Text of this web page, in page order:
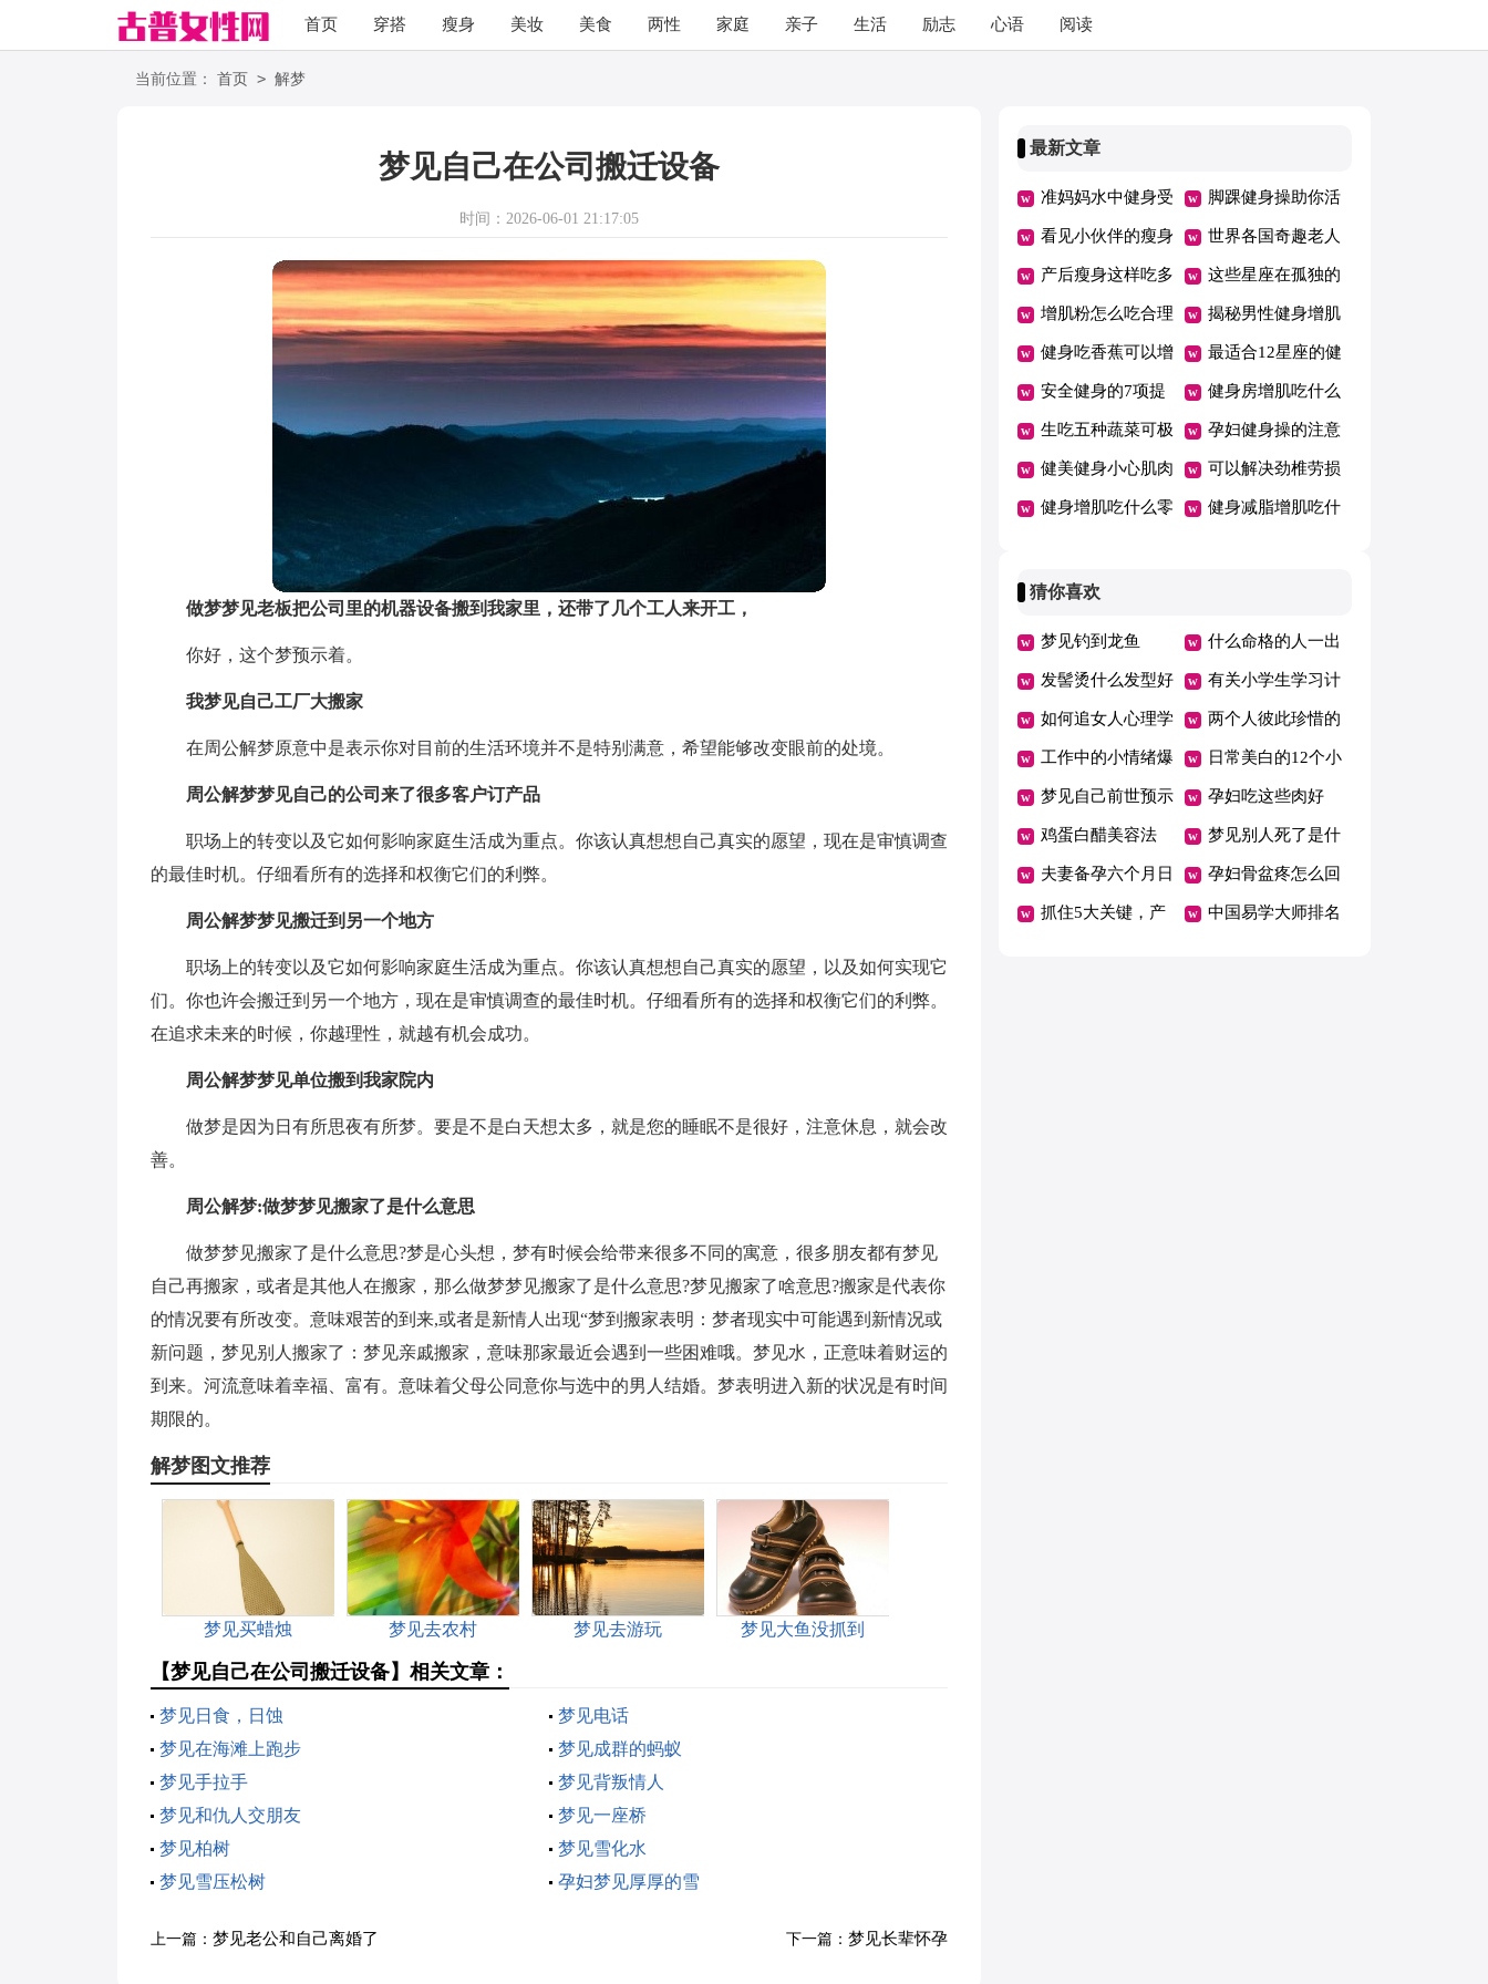
首页 穿搭 瘦身 美妆 美食 两性 家庭 亲子 生活 励志 心语 阅读
当前位置： 首页 > 解梦
梦见自己在公司搬迁设备
时间：2026-06-01 21:17:05
做梦梦见老板把公司里的机器设备搬到我家里，还带了几个工人来开工，
你好，这个梦预示着。
我梦见自己工厂大搬家
在周公解梦原意中是表示你对目前的生活环境并不是特别满意，希望能够改变眼前的处境。
周公解梦梦见自己的公司来了很多客户订产品
职场上的转变以及它如何影响家庭生活成为重点。你该认真想想自己真实的愿望，现在是审慎调查
的最佳时机。仔细看所有的选择和权衡它们的利弊。
周公解梦梦见搬迁到另一个地方
职场上的转变以及它如何影响家庭生活成为重点。你该认真想想自己真实的愿望，以及如何实现它
们。你也许会搬迁到另一个地方，现在是审慎调查的最佳时机。仔细看所有的选择和权衡它们的利弊。
在追求未来的时候，你越理性，就越有机会成功。
周公解梦梦见单位搬到我家院内
做梦是因为日有所思夜有所梦。要是不是白天想太多，就是您的睡眠不是很好，注意休息，就会改
善。
周公解梦:做梦梦见搬家了是什么意思
做梦梦见搬家了是什么意思?梦是心头想，梦有时候会给带来很多不同的寓意，很多朋友都有梦见
自己再搬家，或者是其他人在搬家，那么做梦梦见搬家了是什么意思?梦见搬家了啥意思?搬家是代表你
的情况要有所改变。意味艰苦的到来,或者是新情人出现“梦到搬家表明：梦者现实中可能遇到新情况或
新问题，梦见别人搬家了：梦见亲戚搬家，意味那家最近会遇到一些困难哦。梦见水，正意味着财运的
到来。河流意味着幸福、富有。意味着父母公同意你与选中的男人结婚。梦表明进入新的状况是有时间
期限的。
解梦图文推荐
梦见买蜡烛 梦见去农村 梦见去游玩 梦见大鱼没抓到
【梦见自己在公司搬迁设备】相关文章：
梦见日食，日蚀
梦见电话
梦见在海滩上跑步
梦见成群的蚂蚁
梦见手拉手
梦见背叛情人
梦见和仇人交朋友
梦见一座桥
梦见柏树
梦见雪化水
梦见雪压松树
孕妇梦见厚厚的雪
上一篇： 梦见老公和自己离婚了 下一篇： 梦见长辈怀孕
最新文章
准妈妈水中健身受
益多
脚踝健身操助你活
到百岁
看见小伙伴的瘦身
过程，下决心却也
瘦不下的摩羯座
世界各国奇趣老人
健身法
产后瘦身这样吃多
蒸煮少放油
这些星座在孤独的
时候选择健身
增肌粉怎么吃合理
又健身
揭秘男性健身增肌
秘密
健身吃香蕉可以增
肌吗
最适合12星座的健
身减压操
安全健身的7项提
示
健身房增肌吃什么
生吃五种蔬菜可极
速瘦身
孕妇健身操的注意
事项
健美健身小心肌肉
拉伤
可以解决劲椎劳损
的健身操
健身增肌吃什么零 健身减脂增肌吃什
猜你喜欢
梦见钓到龙鱼 什么命格的人一出
门就下雨
发髻烫什么发型好 有关小学生学习计
划范文锦集九篇
如何追女人心理学
书籍
两个人彼此珍惜的
话
工作中的小情绪爆
发后该如何更好化
解情绪的焦虑感
日常美白的12个小
妙招
梦见自己前世预示
什么
孕妇吃这些肉好
营养又不发胖
鸡蛋白醋美容法
醋泡鸡蛋有哪些功
效
梦见别人死了是什
么意思做梦梦到别
人死了好不好
夫妻备孕六个月日
程表
孕妇骨盆疼怎么回
事 试试这些缓解
抓住5大关键，产 中国易学大师排名